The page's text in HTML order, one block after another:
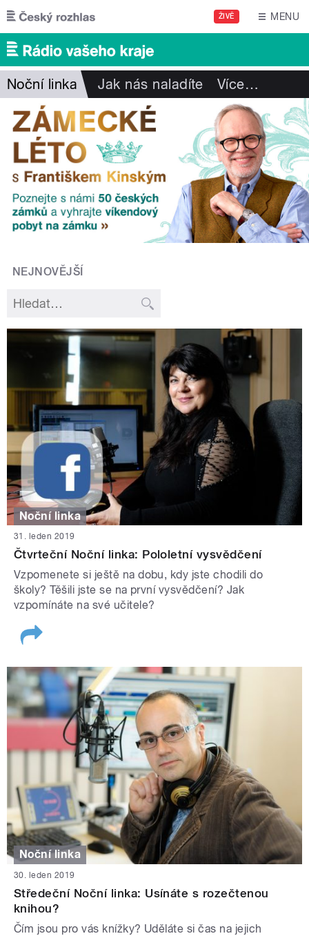
Přejít k hlavnímu obsahu
ŽIVĚ MENU
Noční linka Jak nás naladíte Více…
NEJNOVĚJŠÍ
Noční linka
31. leden 2019
Čtvrteční Noční linka: Pololetní vysvědčení
Vzpomenete si ještě na dobu, kdy jste chodili do
školy? Těšili jste se na první vysvědčení? Jak
vzpomínáte na své učitele?
Noční linka
30. leden 2019
Středeční Noční linka: Usínáte s rozečtenou
knihou?
Čím jsou pro vás knížky? Uděláte si čas na jejich